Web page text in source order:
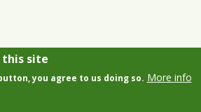
this site
you agree to us doing so. More info